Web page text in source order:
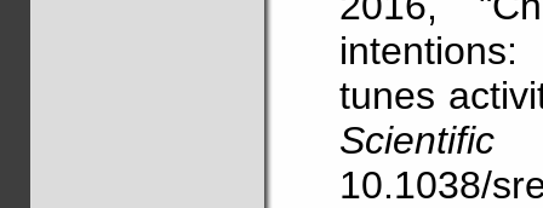
tunes
Scientific
10.1038/